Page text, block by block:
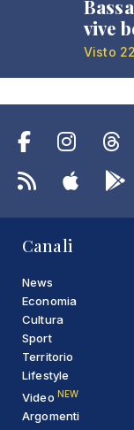
vive
Visto
Canali
News
Economia
Cultura
Sport
Territorio
Lifestyle
Video NEW
Argomenti